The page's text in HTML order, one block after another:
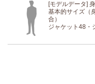
[モデルデータ]
基本的サイズ（
合）
ジャケット48・